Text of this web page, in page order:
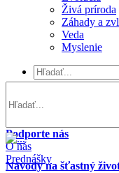
Živá príroda
Záhady a
Veda
Myslenie
Podporte nás
O nás
Prednášky
Návody na šťastný